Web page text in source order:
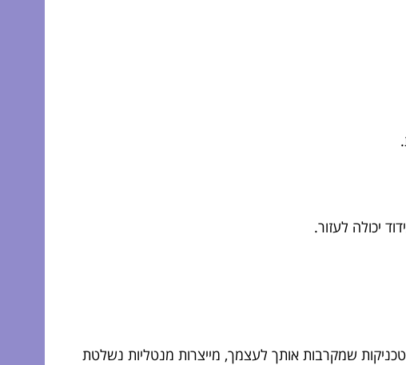
יכולה לעזור.
שמקרבות אותך לעצמך, מייצרות מנטליות נשלטת